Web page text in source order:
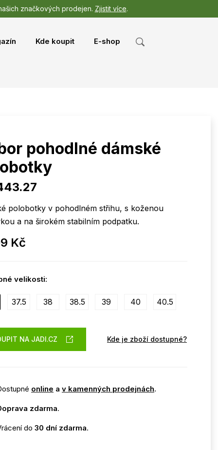
značkových prodejen. Zjistit více.
Kde koupit E-shop
pohodlné dámské
polobotky v pohodlném střihu, s koženou
a na širokém stabilním podpatku.
Kč
velikosti:
37.5 38 38.5 39 40 40.5
NA JADI.CZ Kde je zboží dostupné?
online a v kamenných prodejnách.
zdarma.
do 30 dní zdarma.